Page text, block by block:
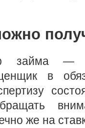
займа —
в
же на